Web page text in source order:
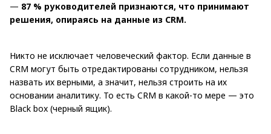
— 87 % руководителей признаются, что принимают
решения, опираясь на данные из CRM.
Никто не исключает человеческий фактор. Если данные в
CRM могут быть отредактированы сотрудником, нельзя
назвать их верными, а значит, нельзя строить на их
основании аналитику. То есть CRM в какой-то мере — это
Black box (черный ящик).